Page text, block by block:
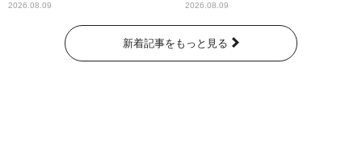
2026.08.09 2026.08.09
新着記事をもっと見る